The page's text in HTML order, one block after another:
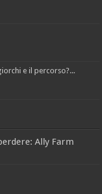
e il percorso?...
Ally Farm